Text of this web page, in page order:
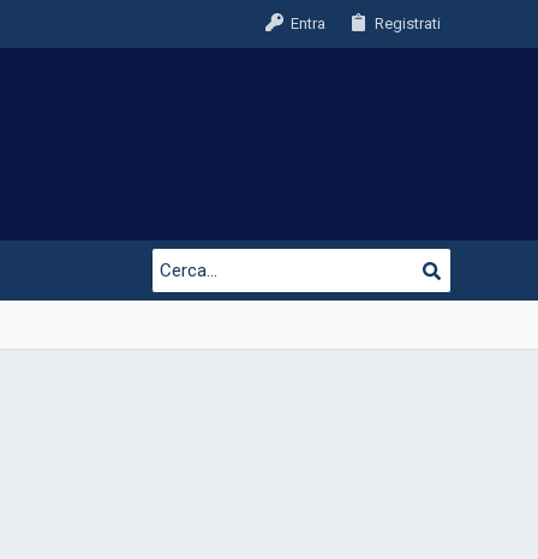
Entra Registrati